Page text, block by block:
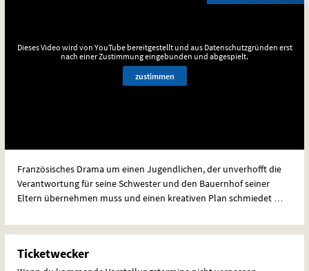
Dieses Video wird von YouTube bereitgestellt und aus Datenschutzgründen erst
nach einer Zustimmung eingebunden und abgespielt.
zustimmen
Französisches Drama um einen Jugendlichen, der unverhofft die
Verantwortung für seine Schwester und den Bauernhof seiner
Eltern übernehmen muss und einen kreativen Plan schmiedet …
Ticketwecker